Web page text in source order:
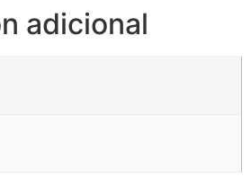
adicional